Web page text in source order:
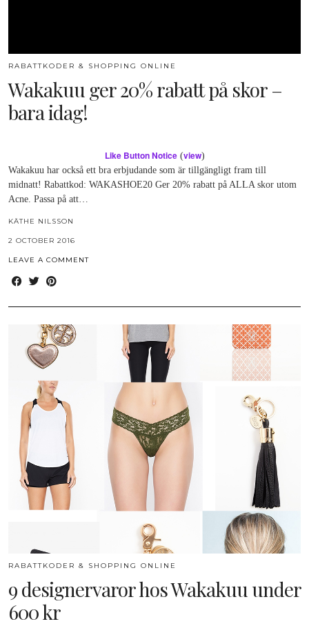
RABATTKODER & SHOPPING ONLINE
Wakakuu ger 20% rabatt på skor –
bara idag!
Like Button Notice(view)
Wakakuu har också ett bra erbjudande som är tillgängligt fram till
midnatt! Rabattkod: WAKASHOE20 Ger 20% rabatt på ALLA skor utom
Acne. Passa på att…
KÄTHE NILSSON
2 OCTOBER 2016
LEAVE A COMMENT
RABATTKODER & SHOPPING ONLINE
9 designervaror hos Wakakuu under
600 kr